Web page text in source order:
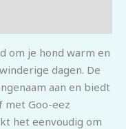
om je hond warm en
dagen. De
aan en biedt
met Goo-eez
het eenvoudig om